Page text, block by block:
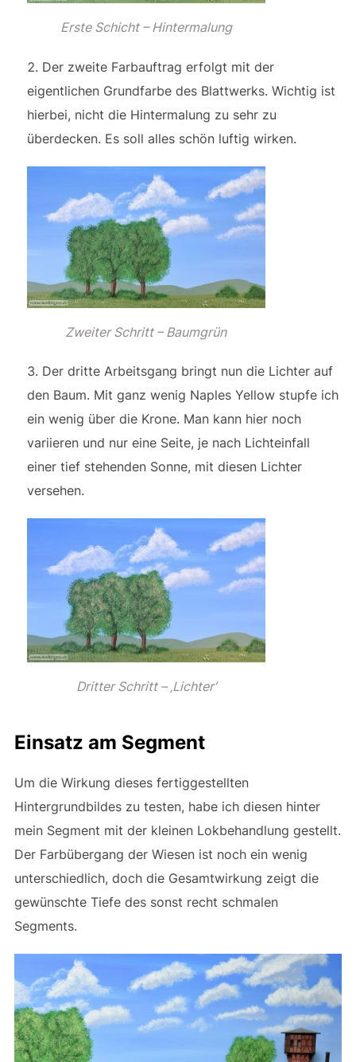
Erste Schicht – Hintermalung
Der zweite Farbauftrag erfolgt mit der
eigentlichen Grundfarbe des Blattwerks. Wichtig ist
hierbei, nicht die Hintermalung zu sehr zu
überdecken. Es soll alles schön luftig wirken.
Zweiter Schritt – Baumgrün
Der dritte Arbeitsgang bringt nun die Lichter auf
den Baum. Mit ganz wenig Naples Yellow stupfe ich
ein wenig über die Krone. Man kann hier noch
variieren und nur eine Seite, je nach Lichteinfall
einer tief stehenden Sonne, mit diesen Lichter
versehen.
Dritter Schritt – ‚Lichter‘
Einsatz am Segment
Um die Wirkung dieses fertiggestellten
Hintergrundbildes zu testen, habe ich diesen hinter
mein Segment mit der kleinen Lokbehandlung gestellt.
Der Farbübergang der Wiesen ist noch ein wenig
unterschiedlich, doch die Gesamtwirkung zeigt die
gewünschte Tiefe des sonst recht schmalen
Segments.